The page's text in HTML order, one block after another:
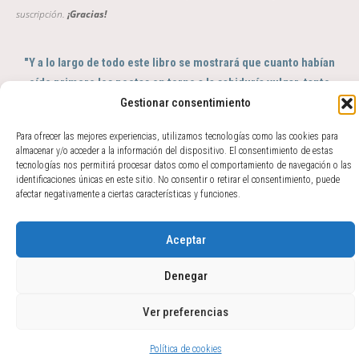
Gestionar consentimiento
Para ofrecer las mejores experiencias, utilizamos tecnologías como las cookies para
almacenar y/o acceder a la información del dispositivo. El consentimiento de estas
tecnologías nos permitirá procesar datos como el comportamiento de navegación o las
identificaciones únicas en este sitio. No consentir o retirar el consentimiento, puede
afectar negativamente a ciertas características y funciones.
Aceptar
Denegar
Ver preferencias
Política de cookies
suscripción. ¡Gracias!
"Y a lo largo de todo este libro se mostrará que cuanto habían
oído primero los poetas en torno a la sabiduría vulgar, tanto
entendieron después los filósofos en torno a la sabiduría
el sentido y éstos el intelecto del género humano"
GIAMBATTISTA VICO, Scienza Nuova, 363
© 2017 - 2026 Amparo Zacarés -